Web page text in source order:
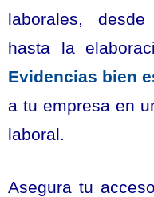
laborales,
hasta la
Evidencias bien
a tu empresa en
laboral.
Asegura tu